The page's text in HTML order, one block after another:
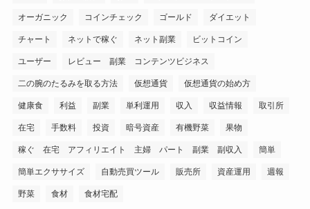
オーガニック コインチェック ゴールド ダイエット
チャート ネットで稼ぐ ネット副業 ビットコイン
ユーザー レビュー 副業 コンテンツビジネス
二の腕のたるみを取る方法 仮想通貨 仮想通貨の始め方
健康食 利益 副業 単利運用 収入 収益情報 取引所
在宅 手数料 投資 暗号資産 有機野菜 果物
稼ぐ 在宅 アフィリエイト 主婦 パート 副業 副収入 簡単
簡単エクササイズ 自動売買ツール 販売所 資産運用 週報
野菜 食材 食材宅配